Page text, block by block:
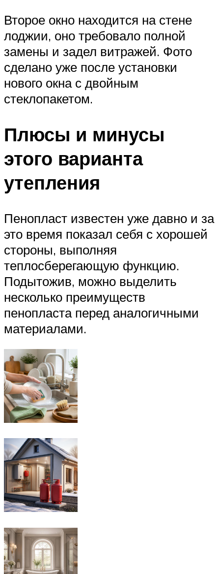
Второе окно находится на стене
лоджии, оно требовало полной
замены и задел витражей. Фото
сделано уже после установки
нового окна с двойным
стеклопакетом.
Плюсы и минусы
этого варианта
утепления
Пенопласт известен уже давно и за
это время показал себя с хорошей
стороны, выполняя
теплосберегающую функцию.
Подытожив, можно выделить
несколько преимуществ
пенопласта перед аналогичными
материалами.